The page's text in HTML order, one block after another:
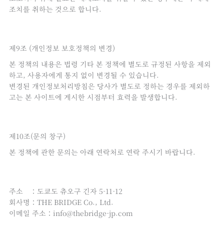
조치를 취하는 것으로 합니다.
제9조 (개인정보 보호정책의 변경)
본 정책의 내용은 법령 기타 본 정책에 별도로 규정된 사항을 제외
하고, 사용자에게 통지 없이 변경될 수 있습니다.
변경된 개인정보처리방침은 당사가 별도로 정하는 경우를 제외하
고는 본 사이트에 게시한 시점부터 효력을 발생합니다.
제10조(문의 창구)
본 정책에 관한 문의는 아래 연락처로 연락 주시기 바랍니다.
주소 ：도쿄도 츄오구 긴자 5-11-12
회사명：THE BRIDGE Co., Ltd.
이메일 주소：info@thebridge-jp.com